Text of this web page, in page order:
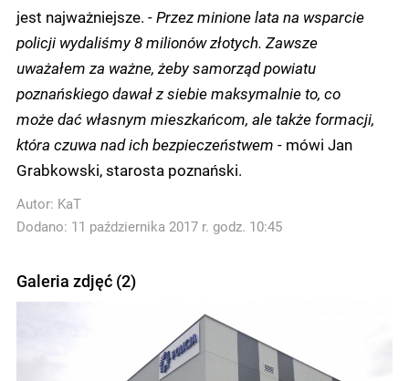
jest najważniejsze. - Przez minione lata na wsparcie
policji wydaliśmy 8 milionów złotych. Zawsze
uważałem za ważne, żeby samorząd powiatu
poznańskiego dawał z siebie maksymalnie to, co
może dać własnym mieszkańcom, ale także formacji,
która czuwa nad ich bezpieczeństwem - mówi Jan
Grabkowski, starosta poznański.
Autor: KaT
Dodano: 11 października 2017 r. godz. 10:45
Galeria zdjęć (2)